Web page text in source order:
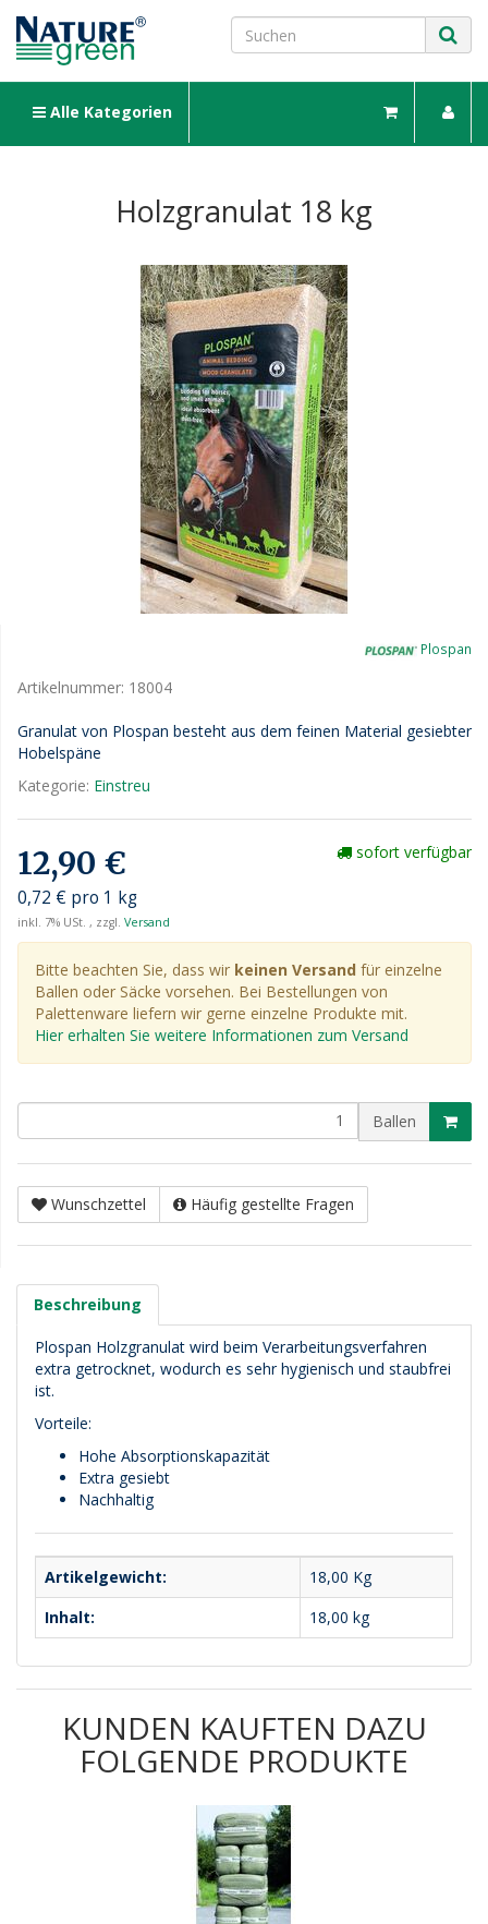
Alle Kategorien
Holzgranulat 18 kg
Plospan
Artikelnummer: 18004
Granulat von Plospan besteht aus dem feinen Material gesiebter
Hobelspäne
Kategorie: Einstreu
12,90 €
0,72 € pro 1 kg
inkl. 7% USt. , zzgl. Versand
sofort verfügbar
Bitte beachten Sie, dass wir keinen Versand für einzelne
Ballen oder Säcke vorsehen. Bei Bestellungen von
Palettenware liefern wir gerne einzelne Produkte mit.
Hier erhalten Sie weitere Informationen zum Versand
Ballen
Wunschzettel Häufig gestellte Fragen
Beschreibung
Plospan Holzgranulat wird beim Verarbeitungsverfahren
extra getrocknet, wodurch es sehr hygienisch und staubfrei
ist.
Vorteile:
Hohe Absorptionskapazität
Extra gesiebt
Nachhaltig
Artikelgewicht: 18,00 Kg
Inhalt:
18,00 kg
KUNDEN KAUFTEN DAZU
FOLGENDE PRODUKTE